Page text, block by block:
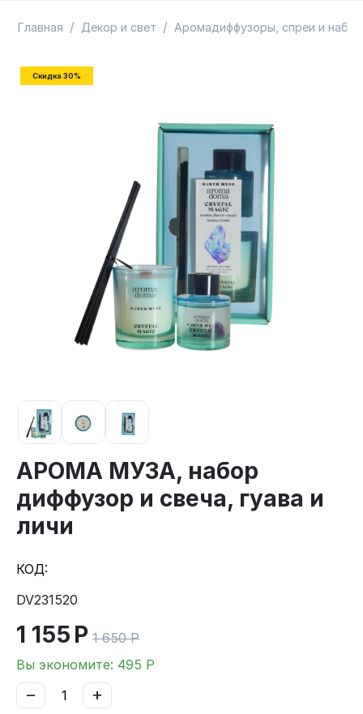
Главная / Декор и свет / Аромадиффузоры, спреи и
Скидка 30%
АРОМА МУЗА, набор
диффузор и свеча, гуава и
личи
КОД:
DV231520
1 155 Р 1 650 Р
Вы экономите: 495 Р
+
−